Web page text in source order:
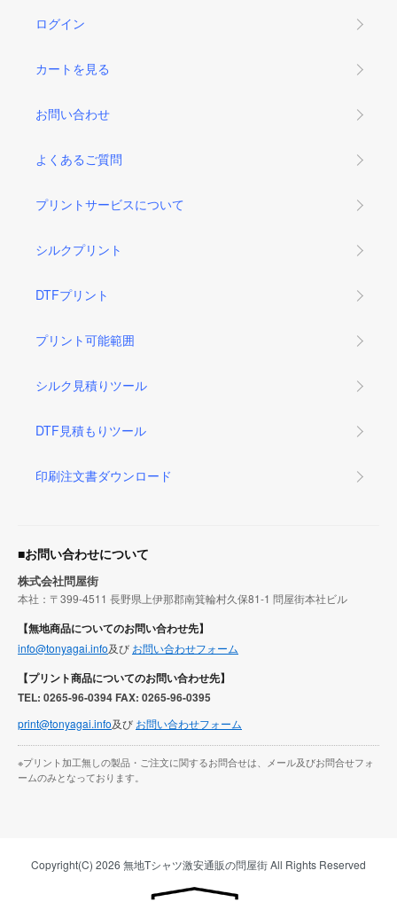
ログイン
カートを見る
お問い合わせ
よくあるご質問
プリントサービスについて
シルクプリント
DTFプリント
プリント可能範囲
シルク見積りツール
DTF見積もりツール
印刷注文書ダウンロード
■お問い合わせについて
株式会社問屋街
本社：〒399-4511 長野県上伊那郡南箕輪村久保81-1 問屋街本社ビル
【無地商品についてのお問い合わせ先】
info@tonyagai.info及び お問い合わせフォーム
【プリント商品についてのお問い合わせ先】
TEL: 0265-96-0394 FAX: 0265-96-0395
print@tonyagai.info及び お問い合わせフォーム
※プリント加工無しの製品・ご注文に関するお問合せは、メール及びお問合せフォ
ームのみとなっております。
Copyright(C) 2026 無地Tシャツ激安通販の問屋街 All Rights Reserved